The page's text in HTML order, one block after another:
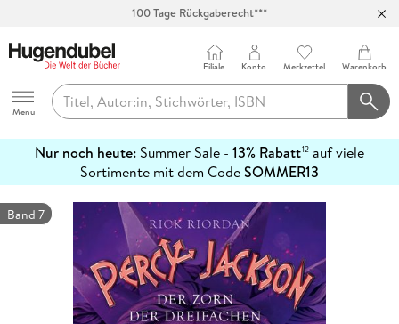
100 Tage Rückgaberecht***
Hugendubel
Menu
Filiale Konto Merkzettel Warenkorb
Nur noch heute: Summer Sale - 13% Rabatt12 auf viele
Sortimente mit dem CodeSOMMER13
erfahren
Band 7